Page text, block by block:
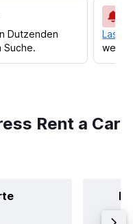
Dutzenden
Suche.
Lass
Rent a Car